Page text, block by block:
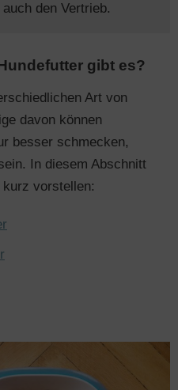
den Vertrieb.
gibt es?
Art von
davon können
besser schmecken,
In diesem Abschnitt
vorstellen: